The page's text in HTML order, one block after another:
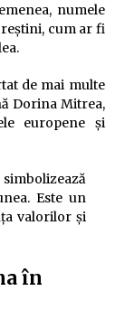
numele
cum ar fi
de mai multe
Dorina Mitrea,
europene și
Este un
valorilor și
în